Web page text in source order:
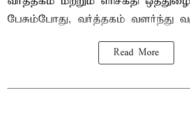
பேசும்போது, வர்த்தகம் வளர்ந்து
Read More